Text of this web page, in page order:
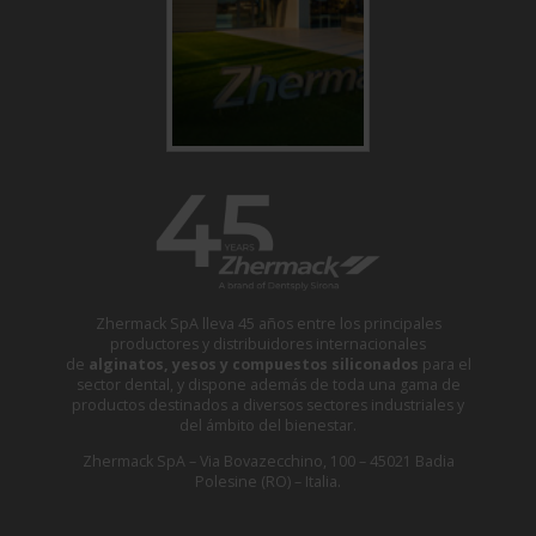
Zhermack SpA lleva 45 años entre los principales
productores y distribuidores internacionales
de alginatos, yesos y compuestos siliconados para el
sector dental, y dispone además de toda una gama de
productos destinados a diversos sectores industriales y
del ámbito del bienestar.
Zhermack SpA – Via Bovazecchino, 100 – 45021 Badia
Polesine (RO) – Italia.